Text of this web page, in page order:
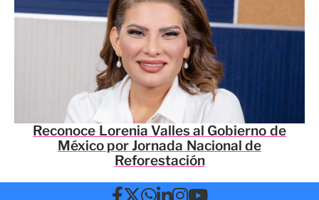
Reconoce Lorenia Valles al Gobierno de
México por Jornada Nacional de
Reforestación